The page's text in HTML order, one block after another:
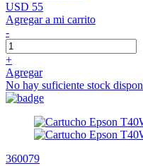
USD 55
Agregar a mi carrito
-
+
Agregar
No hay suficiente stock
360079